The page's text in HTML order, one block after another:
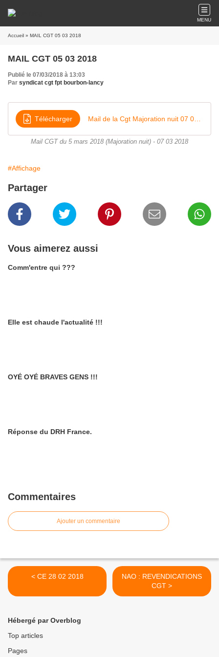
MENU
Accueil » MAIL CGT 05 03 2018
MAIL CGT 05 03 2018
Publié le 07/03/2018 à 13:03
Par syndicat cgt fpt bourbon-lancy
Télécharger
Mail CGT du 5 mars 2018 (Majoration nuit) - 07 03 2018
#Affichage
Partager
Vous aimerez aussi
Comm'entre qui ???
Elle est chaude l'actualité !!!
OYÉ OYÉ BRAVES GENS !!!
Réponse du DRH France.
Commentaires
Ajouter un commentaire
< CE 28 02 2018
NAO : REVENDICATIONS
CGT >
Hébergé par Overblog
Top articles
Pages